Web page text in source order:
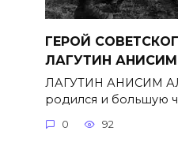
ГЕРОЙ
ЛАГУТИН АНИСИМ
ЛАГУТИН АНИСИМ
родился и большую
0 92